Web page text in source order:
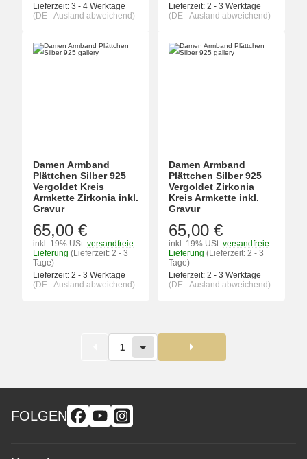
Lieferzeit: 3 - 4 Werktage
(DE - Ausland abweichend)
Lieferzeit: 2 - 3 Werktage
(DE - Ausland abweichend)
Damen Armband
Plättchen Silber 925
Vergoldet Kreis
Armkette Zirkonia inkl.
Gravur
65,00 €
inkl. 19% USt. versandfreie
Lieferung (Lieferzeit: 2 - 3
Tage)
Lieferzeit: 2 - 3 Werktage
(DE - Ausland abweichend)
Damen Armband
Plättchen Silber 925
Vergoldet Zirkonia
Kreis Armkette inkl.
Gravur
65,00 €
inkl. 19% USt. versandfreie
Lieferung (Lieferzeit: 2 - 3
Tage)
Lieferzeit: 2 - 3 Werktage
(DE - Ausland abweichend)
1
FOLGEN